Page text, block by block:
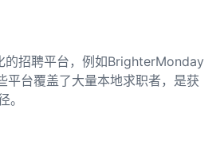
的招聘平台，例如BrighterMonday
台覆盖了大量本地求职者，是获
。